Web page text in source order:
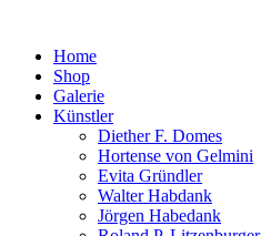
Home
Shop
Galerie
Künstler
Diether F. Domes
Hortense von Gelmini
Evita Gründler
Walter Habdank
Jörgen Habedank